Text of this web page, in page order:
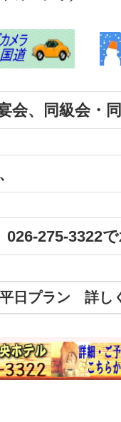
会、同級会・
275-3322で
日プラン 詳し